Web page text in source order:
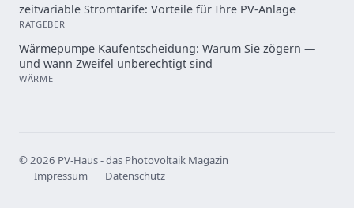
zeitvariable Stromtarife: Vorteile für Ihre PV-Anlage
RATGEBER
Wärmepumpe Kaufentscheidung: Warum Sie zögern —
und wann Zweifel unberechtigt sind
WÄRME
© 2026 PV-Haus - das Photovoltaik Magazin
Impressum
Datenschutz